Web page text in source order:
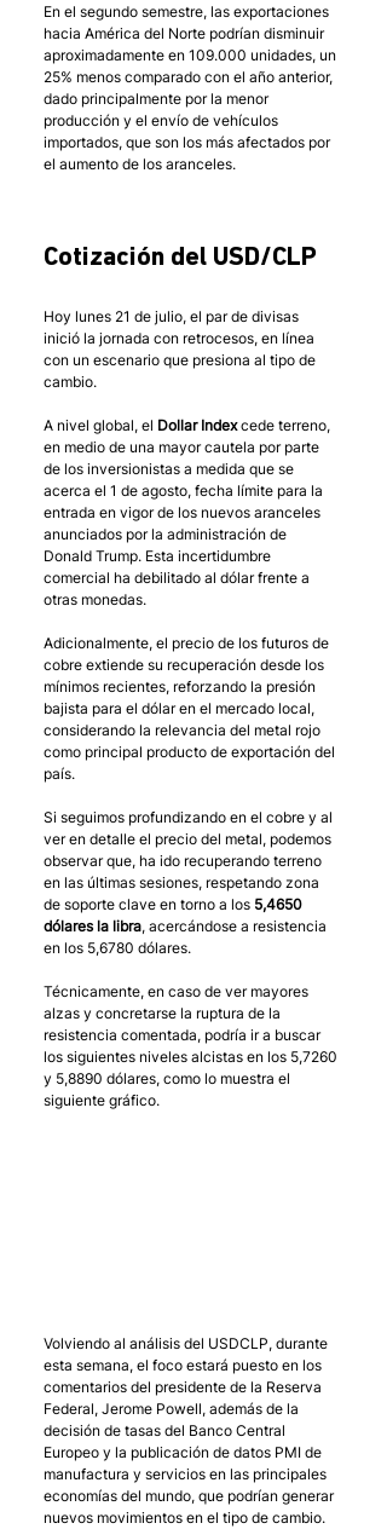
En el segundo semestre, las exportaciones
hacia América del Norte podrían disminuir
aproximadamente en 109.000 unidades, un
25% menos comparado con el año anterior,
dado principalmente por la menor
producción y el envío de vehículos
importados, que son los más afectados por
el aumento de los aranceles.
Cotización del USD/CLP
Hoy lunes 21 de julio, el par de divisas
inició la jornada con retrocesos, en línea
con un escenario que presiona al tipo de
cambio.
A nivel global, el Dollar Index cede terreno,
en medio de una mayor cautela por parte
de los inversionistas a medida que se
acerca el 1 de agosto, fecha límite para la
entrada en vigor de los nuevos aranceles
anunciados por la administración de
Donald Trump. Esta incertidumbre
comercial ha debilitado al dólar frente a
otras monedas.
Adicionalmente, el precio de los futuros de
cobre extiende su recuperación desde los
mínimos recientes, reforzando la presión
bajista para el dólar en el mercado local,
considerando la relevancia del metal rojo
como principal producto de exportación del
país.
Si seguimos profundizando en el cobre y al
ver en detalle el precio del metal, podemos
observar que, ha ido recuperando terreno
en las últimas sesiones, respetando zona
de soporte clave en torno a los 5,4650
dólares la libra, acercándose a resistencia
en los 5,6780 dólares.
Técnicamente, en caso de ver mayores
alzas y concretarse la ruptura de la
resistencia comentada, podría ir a buscar
los siguientes niveles alcistas en los 5,7260
y 5,8890 dólares, como lo muestra el
siguiente gráfico.
Volviendo al análisis del USDCLP, durante
esta semana, el foco estará puesto en los
comentarios del presidente de la Reserva
Federal, Jerome Powell, además de la
decisión de tasas del Banco Central
Europeo y la publicación de datos PMI de
manufactura y servicios en las principales
economías del mundo, que podrían generar
nuevos movimientos en el tipo de cambio.